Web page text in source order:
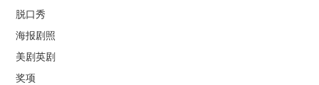
脱口秀
海报剧照
美剧英剧
奖项